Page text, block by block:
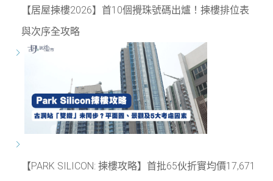
【居屋揀樓2026】首10個攪珠號碼出爐！揀樓排位表
與次序全攻略
【PARK SILICON: 揀樓攻略】首批65伙折實均價17,671